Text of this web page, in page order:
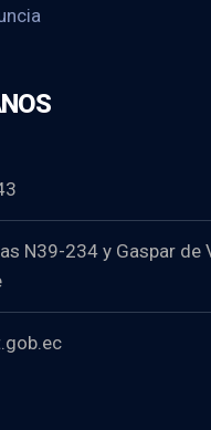
N39-234 y Gaspar de